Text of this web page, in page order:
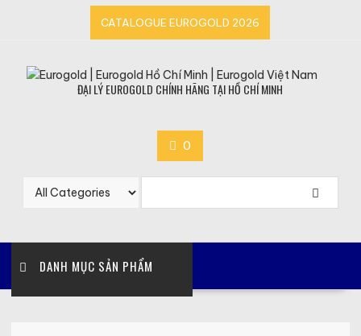
CATALOGUE EUROGOLD 2026
ĐẠI LÝ EUROGOLD CHÍNH HÃNG TẠI HỒ CHÍ MINH
0
DANH MỤC SẢN PHẨM